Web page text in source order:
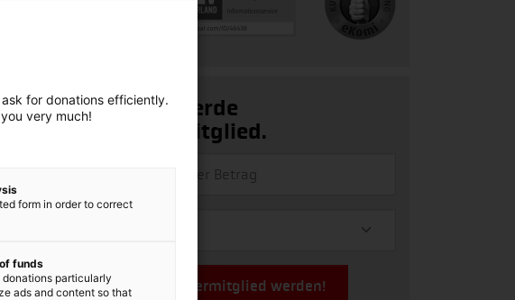
Ja, ich werde
Fördermitglied.
Jetzt Fördermitglied werden!
for donations efficiently.
very much!
form in order to correct
funds
particularly
ads and content so that